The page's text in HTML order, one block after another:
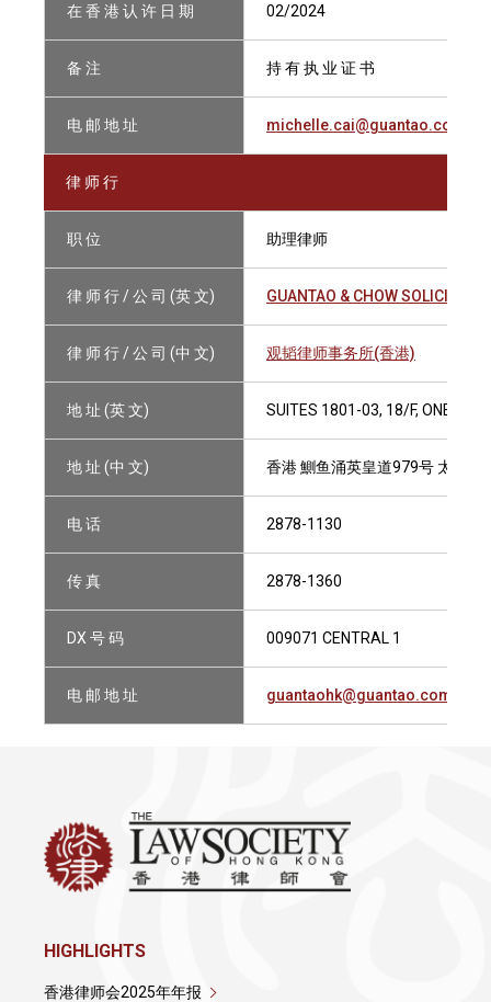
在 香 港 认 许 日 期 02/2024
备 注 持 有 执 业 证 书
电 邮 地 址 michelle.cai@guantao.com
律 师 行
职 位 助理律师
律 师 行 / 公 司 (英 文) GUANTAO & CHOW
律 师 行 / 公 司 (中 文) 观韬律师事务所(香港)
地 址 (英 文) SUITES 1801-03, 18/F, ONE
地 址 (中 文) 香港 鰂鱼涌英皇道979号 太古坊
电 话 2878-1130
传 真 2878-1360
DX 号 码 009071 CENTRAL 1
电 邮 地 址 guantaohk@guantao.com
HIGHLIGHTS
香港律师会2025年年报